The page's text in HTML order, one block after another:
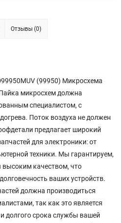
Отзывы (0)
(99950) Микросхема
микросхем должна
специалистом, с
Поток воздуха не должен
предлагает широкий
для электроники: от
техники. Мы гарантируем,
высоким качеством, что
ваших устройств.
должна производиться
так как это является
долгого срока службы вашей